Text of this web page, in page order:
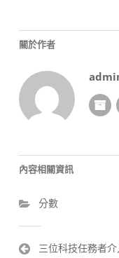
關於作者
內容相關資訊
分數
文
三位科技任務者